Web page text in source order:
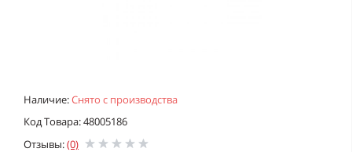
Наличие:Снято с производства
Код Товара: 48005186
Отзывы:(0)